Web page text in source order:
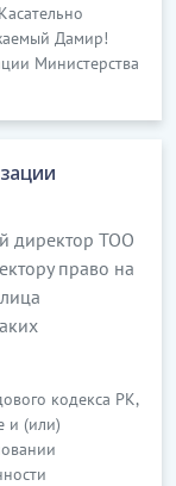
Дамир!
Министерства
директор ТОО
право на
кодекса РК,
и (или)